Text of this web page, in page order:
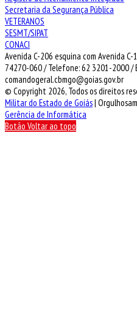
Secretaria da Segurança Pública
VETERANOS
SESMT/SIPAT
CONACI
Avenida C-206 esquina com Avenida C-
74270-060 / Telefone: 62 3201-2000 /
comandogeral.cbmgo@goias.gov.br
© Copyright 2026, Todos os direitos
Militar do Estado de Goiás|
Gerência de Informática
Botão Voltar ao topo